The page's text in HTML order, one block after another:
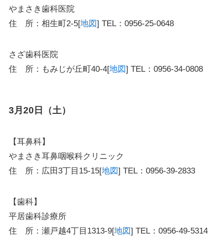
やまさき歯科医院
住 所：相生町2-5[地図] TEL：0956-25-0648
さざ歯科医院
住 所：もみじが丘町40-4[地図] TEL：0956-34-0808
3月20日（土）
【耳鼻科】
やまさき耳鼻咽喉科クリニック
住 所：広田3丁目15-15[地図] TEL：0956-39-2833
【歯科】
平居歯科診療所
住 所：瀬戸越4丁目1313-9[地図] TEL：0956-49-5314